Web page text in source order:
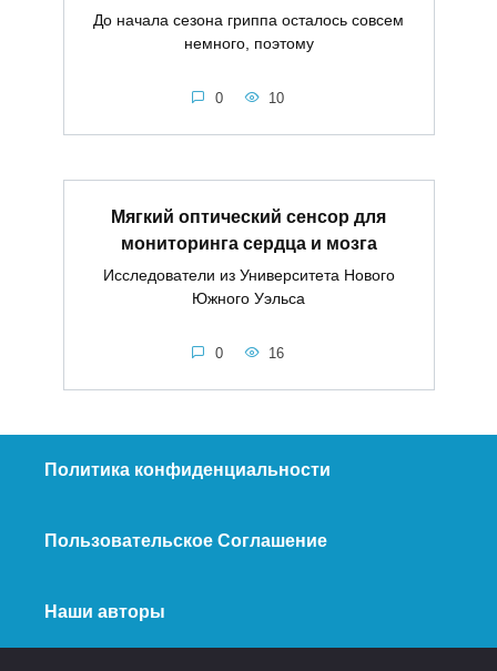
До начала сезона гриппа осталось совсем
немного, поэтому
0 10
Мягкий оптический сенсор для
мониторинга сердца и мозга
Исследователи из Университета Нового
Южного Уэльса
0 16
Политика конфиденциальности
Пользовательское Соглашение
Наши авторы